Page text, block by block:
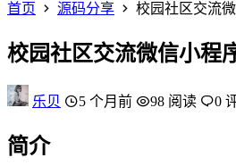
首页 源码分享 校园社区交流
校园社区交流微信小程
乐贝 5 个月前 98 阅读 0
简介